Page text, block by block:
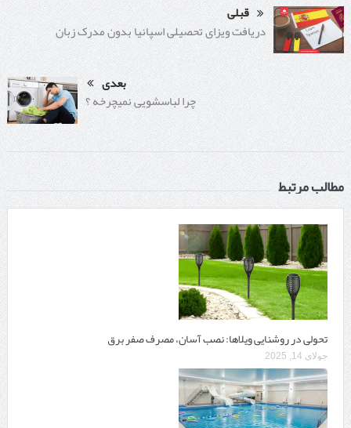
قبلی
دریافت ویزای تحصیلی اسپانیا بدون مدرک زبان
بعدی
چرا لباسشویی نمیچرخه ؟
مطالب مرتبط
تحولی در روشنایی ویلاها: نصب آسان، مصرف صفر برق
جولای 14, 2025